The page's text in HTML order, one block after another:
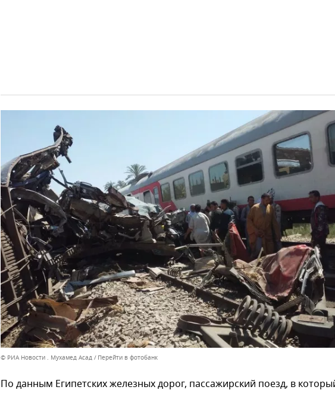
© РИА Новости . Мухамед Асад Перейти в фотобанк
По данным Египетских железных дорог, пассажирский поезд, в